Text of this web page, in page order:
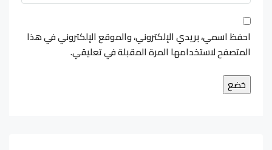
احفظ اسمي، بريدي الإلكتروني، والموقع الإلكتروني في هذا
المتصفح لاستخدامها المرة المقبلة في تعليقي.